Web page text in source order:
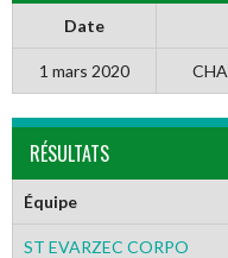
Date
1 mars 2020
RÉSULTATS
Équipe
ST EVARZEC CORPO